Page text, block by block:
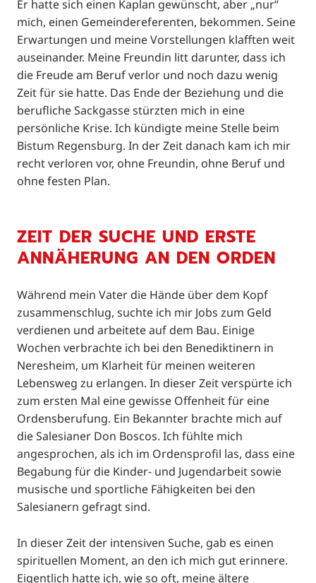
Er hatte sich einen Kaplan gewünscht, aber „nur“
mich, einen Gemeindereferenten, bekommen. Seine
Erwartungen und meine Vorstellungen klafften weit
auseinander. Meine Freundin litt darunter, dass ich
die Freude am Beruf verlor und noch dazu wenig
Zeit für sie hatte. Das Ende der Beziehung und die
berufliche Sackgasse stürzten mich in eine
persönliche Krise. Ich kündigte meine Stelle beim
Bistum Regensburg. In der Zeit danach kam ich mir
recht verloren vor, ohne Freundin, ohne Beruf und
ohne festen Plan.
ZEIT DER SUCHE UND ERSTE
ANNÄHERUNG AN DEN ORDEN
Während mein Vater die Hände über dem Kopf
zusammenschlug, suchte ich mir Jobs zum Geld
verdienen und arbeitete auf dem Bau. Einige
Wochen verbrachte ich bei den Benediktinern in
Neresheim, um Klarheit für meinen weiteren
Lebensweg zu erlangen. In dieser Zeit verspürte ich
zum ersten Mal eine gewisse Offenheit für eine
Ordensberufung. Ein Bekannter brachte mich auf
die Salesianer Don Boscos. Ich fühlte mich
angesprochen, als ich im Ordensprofil las, dass eine
Begabung für die Kinder- und Jugendarbeit sowie
musische und sportliche Fähigkeiten bei den
Salesianern gefragt sind.
In dieser Zeit der intensiven Suche, gab es einen
spirituellen Moment, an den ich mich gut erinnere.
Eigentlich hatte ich, wie so oft, meine ältere